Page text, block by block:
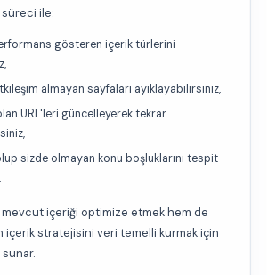
ile:
gösteren içerik türlerini
almayan sayfaları ayıklayabilirsiniz,
URL'leri güncelleyerek tekrar
sizde olmayan konu boşluklarını tespit
mevcut içeriği optimize etmek hem de
içerik stratejisini veri temelli kurmak için